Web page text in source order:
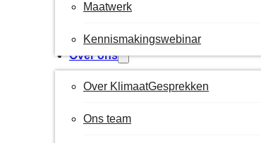
Maatwerk
Kennismakingswebinar
Over ons
Over KlimaatGesprekken
Ons team